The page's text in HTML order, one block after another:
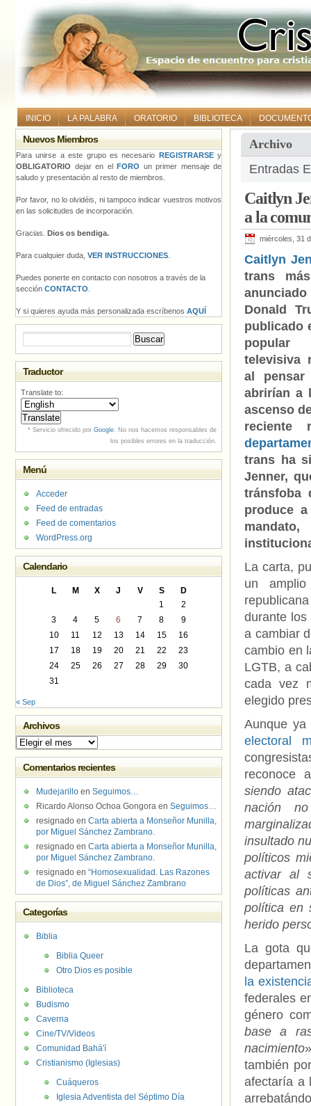
INICIO LA PALABRA ORATORIO BIBLIOTECA
Archivo
Entradas
Caitlyn
a la
miércoles, 31
Caitlyn
trans
Donald
publicado
popular
televisiva
al
abrirían a
ascenso
reciente
trans ha
Jenner,
tránsfoba
produce
La carta,
un
durante los
a cambiar
cambio en
LGTB, a
cada vez
elegido
Aunque
electoral
reconoce
siendo
nación
insultado
políticos
activar al
políticas
política en
herido
La gota
la
federales
género
base a
nacimiento
también
afectaría a
Nuevos Miembros
Para unirse a este grupo es necesario REGISTRARSEy
OBLIGATORIO dejar en el FORO un primer mensaje de
saludo y presentación al resto de miembros.
Por favor, no lo olvidéis, ni tampoco indicar vuestros motivos
en las solicitudes de incorporación.
Gracias. Dios os bendiga.
Para cualquier duda, VER INSTRUCCIONES
Puedes ponerte en contacto con nosotros a través de la
sección CONTACTO
Y si quieres ayuda más personalizada escríbenos AQUÍ
Traductor
Translate to:
* Servicio ofrecido por Google. No nos hacemos responsables de
los posibles errores en la traducción.
Menú
Acceder
Feed de entradas
Feed de comentarios
WordPress.org
Calendario
L M X J V S
D
1
2
3
4 5 6 7 8
9
10
11 12 13 14 15
16
17
18 19 20 21 22
23
24
25 26 27 28 29
30
31
« Sep
Archivos
Archivos
Comentarios recientes
Mudejarillo en Seguimos…
Ricardo Alonso Ochoa Gongora en Seguimos…
resignado en Carta abierta a Monseñor Munilla,
por Miguel Sánchez Zambrano.
resignado en Carta abierta a Monseñor Munilla,
por Miguel Sánchez Zambrano.
resignado en “Homosexualidad. Las Razones
de Dios”, de Miguel Sánchez Zambrano
Categorías
Biblia
Biblia Queer
Otro Dios es posible
Biblioteca
Budismo
Caverna
Cine/TV/Videos
Comunidad Bahá'í
Cristianismo (Iglesias)
Cuáqueros
Iglesia Adventista del Séptimo Día